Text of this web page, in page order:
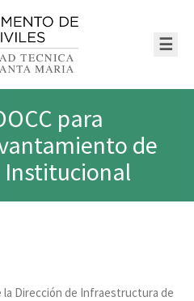
☰
para
de
Dirección de Infraestructura de